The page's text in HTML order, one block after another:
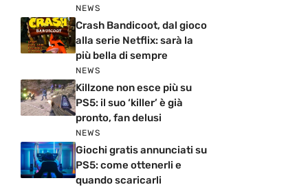
NEWS
Crash Bandicoot, dal gioco
alla serie Netflix: sarà la
più bella di sempre
NEWS
Killzone non esce più su
PS5: il suo ‘killer’ è già
pronto, fan delusi
NEWS
Giochi gratis annunciati su
PS5: come ottenerli e
quando scaricarli